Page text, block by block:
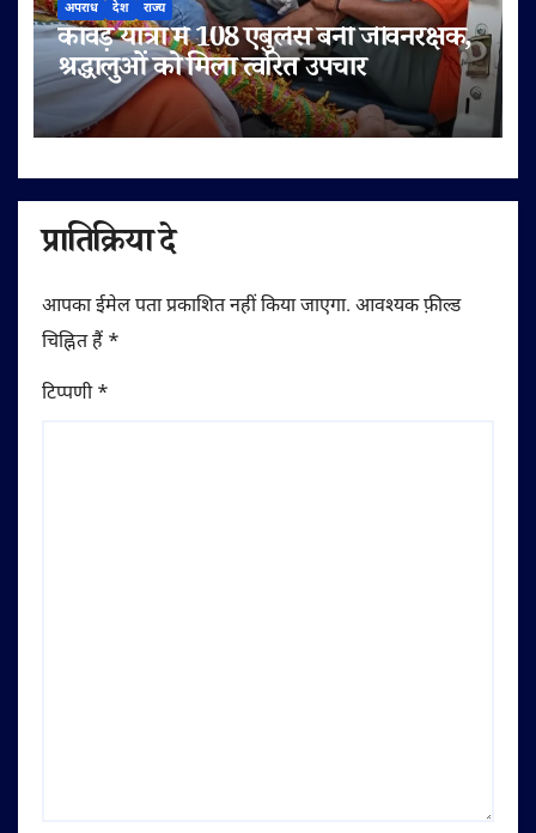
अपराध देश राज्य
कांवड़ यात्रा में 108 एंबुलेंस बनी जीवनरक्षक,
श्रद्धालुओं को मिला त्वरित उपचार
प्रातिक्रिया दे
आपका ईमेल पता प्रकाशित नहीं किया जाएगा. आवश्यक फ़ील्ड
चिह्नित हैं *
टिप्पणी*